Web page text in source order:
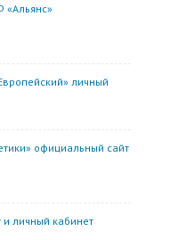
«Альянс»
личный
официальный сайт
личный кабинет